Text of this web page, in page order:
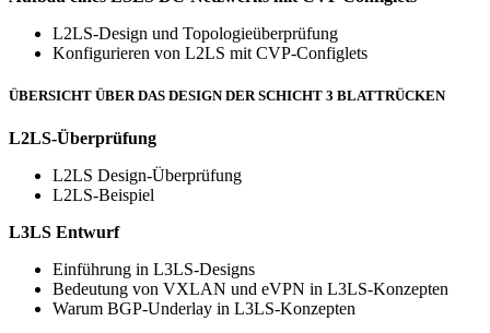
L2LS-Design und Topologieüberprüfung
Konfigurieren von L2LS mit CVP-Configlets
ÜBERSICHT ÜBER DAS DESIGN DER SCHICHT 3 BLATTRÜCKEN
L2LS-Überprüfung
L2LS Design-Überprüfung
L2LS-Beispiel
L3LS Entwurf
Einführung in L3LS-Designs
Bedeutung von VXLAN und eVPN in L3LS-Konzepten
Warum BGP-Underlay in L3LS-Konzepten